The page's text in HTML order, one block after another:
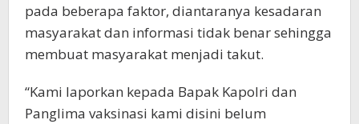
pada beberapa faktor, diantaranya kesadaran
masyarakat dan informasi tidak benar sehingga
membuat masyarakat menjadi takut.
“Kami laporkan kepada Bapak Kapolri dan
Panglima vaksinasi kami disini belum